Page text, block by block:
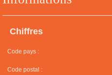
Chiffres
Code pays :
Code postal :